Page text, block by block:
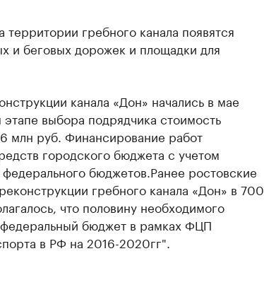
гребного канала появятся
и беговых дорожек и площадки для
канала «Дон» начались в мае
выбора подрядчика стоимость
млн руб. Финансирование работ
городского бюджета с учетом
бюджетов.Ранее ростовские
гребного канала «Дон» в 700
что половину необходимого
бюджет в рамках ФЦП
в РФ на 2016-2020гг".